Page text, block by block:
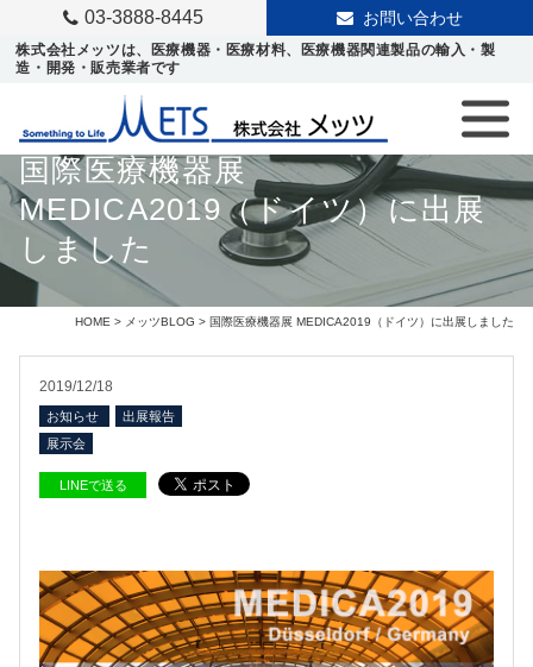
03-3888-8445 お問い合わせ
株式会社メッツは、医療機器・医療材料、医療機器関連製品の輸入・製
造・開発・販売業者です
国際医療機器展
MEDICA2019（ドイツ）に出展
しました
HOME > メッツBLOG > 国際医療機器展 MEDICA2019（ドイツ）に出展しました
2019/12/18
お知らせ
出展報告
展示会
LINEで送る